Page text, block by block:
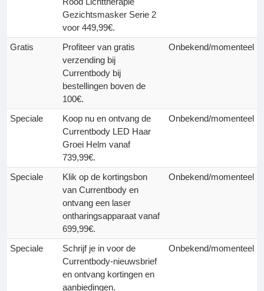
Gezichtsmasker Serie 2
voor 449,99€.
Gratis
Profiteer van gratis
verzending bij
Currentbody bij
bestellingen boven de
100€.
Onbekend/momenteel
Speciale
Koop nu en ontvang de
Currentbody LED Haar
Groei Helm vanaf
739,99€.
Onbekend/momenteel
Speciale
Klik op de kortingsbon
van Currentbody en
ontvang een laser
ontharingsapparaat vanaf
699,99€.
Onbekend/momenteel
Speciale
Schrijf je in voor de
Currentbody-nieuwsbrief
en ontvang kortingen en
aanbiedingen.
Onbekend/momenteel